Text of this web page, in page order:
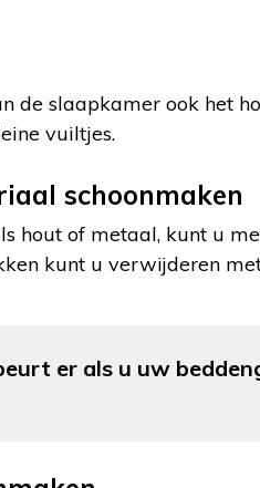
de slaapkamer ook het
vuiltjes.
schoonmaken
hout of metaal, kunt u
kunt u verwijderen
er als u uw